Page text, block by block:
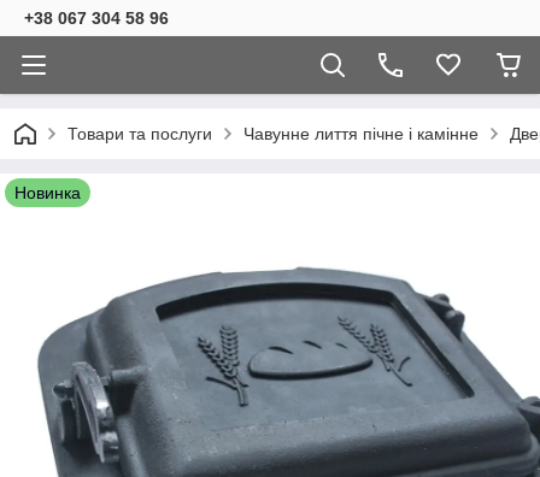
+38 067 304 58 96
Товари та послуги Чавунне лиття пічне і камінне
Новинка